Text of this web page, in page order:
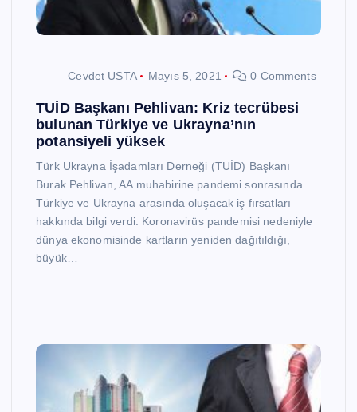
Cevdet USTA Mayıs 5, 2021 0 Comments
TUİD Başkanı Pehlivan: Kriz tecrübesi
bulunan Türkiye ve Ukrayna’nın
potansiyeli yüksek
Türk Ukrayna İşadamları Derneği (TUİD) Başkanı
Burak Pehlivan, AA muhabirine pandemi sonrasında
Türkiye ve Ukrayna arasında oluşacak iş fırsatları
hakkında bilgi verdi. Koronavirüs pandemisi nedeniyle
dünya ekonomisinde kartların yeniden dağıtıldığı,
büyük…